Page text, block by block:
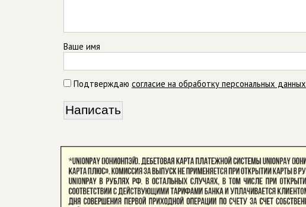
Ваше имя
Подтверждаю согласие на обработку персональных данных